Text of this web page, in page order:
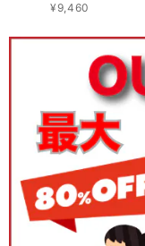
¥9,460